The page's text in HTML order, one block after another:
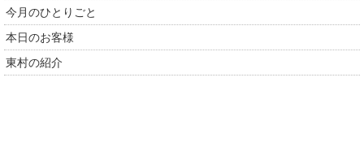
今月のひとりごと
本日のお客様
東村の紹介